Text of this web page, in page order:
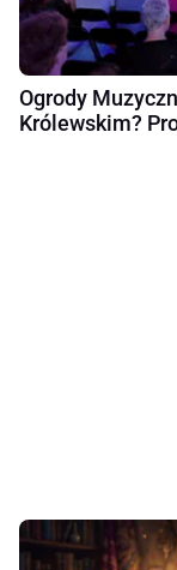
Ogrody
Królewskim?